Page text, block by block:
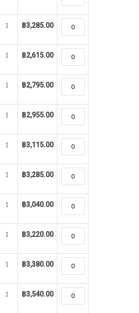
1 ฿3,285.00
1 ฿2,615.00
1 ฿2,795.00
1 ฿2,955.00
1 ฿3,115.00
1 ฿3,285.00
1 ฿3,040.00
1 ฿3,220.00
1 ฿3,380.00
1 ฿3,540.00